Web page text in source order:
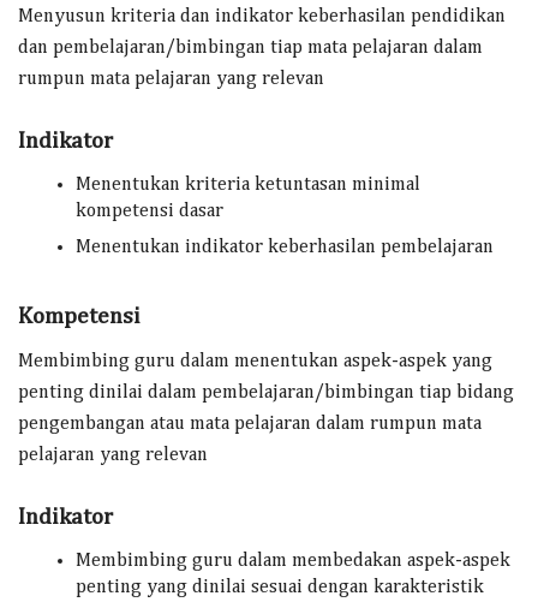
Menyusun kriteria dan indikator keberhasilan pendidikan
dan pembelajaran/bimbingan tiap mata pelajaran dalam
rumpun mata pelajaran yang relevan
Indikator
Menentukan kriteria ketuntasan minimal
kompetensi dasar
Menentukan indikator keberhasilan pembelajaran
Kompetensi
Membimbing guru dalam menentukan aspek-aspek yang
penting dinilai dalam pembelajaran/bimbingan tiap bidang
pengembangan atau mata pelajaran dalam rumpun mata
pelajaran yang relevan
Indikator
Membimbing guru dalam membedakan aspek-aspek
penting yang dinilai sesuai dengan karakteristik